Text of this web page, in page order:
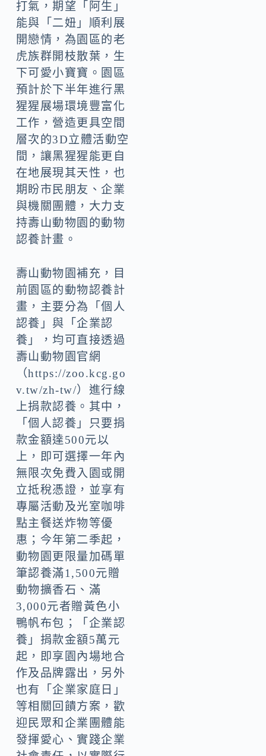
打氣，期望「阿生」
能與「二妞」順利展
開戀情，為園區的老
虎族群開枝散葉，生
下可愛小寶寶。園區
預計於下半年進行黑
猩猩展場環境豐富化
工作，營造更具空間
層次的3D立體活動空
間，讓黑猩猩能更自
在地展現其天性，也
期盼市民朋友、企業
與機關團體，大力支
持壽山動物園的動物
認養計畫。
壽山動物園補充，目
前園區的動物認養計
畫，主要分為「個人
認養」與「企業認
養」，均可直接透過
壽山動物園官網
（https://zoo.kcg.go
v.tw/zh-tw/）進行線
上捐款認養。其中，
「個人認養」只要捐
款金額達500元以
上，即可選擇一年內
無限次免費入園或開
立抵稅憑證，並享有
專屬活動及光室咖啡
點主餐送炸物等優
惠；今年第二季起，
動物園更限量加碼單
筆認養滿1,500元贈
動物擴香石、滿
3,000元者贈黃色小
鴨帆布包；「企業認
養」捐款金額5萬元
起，即享園內場地合
作及品牌露出，另外
也有「企業家庭日」
等相關回饋方案，歡
迎民眾和企業團體能
發揮愛心、實踐企業